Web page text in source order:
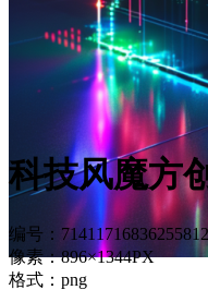
科技风魔方
编号：
像素：896×1344PX
格式：png